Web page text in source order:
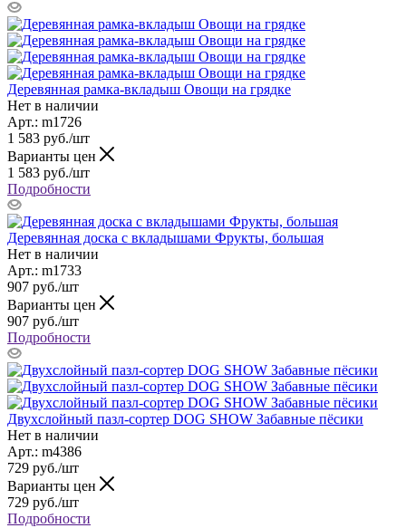
Деревянная рамка-вкладыш Овощи на грядке
Нет в наличии
Арт.: m1726
1 583 руб./шт
Варианты цен
1 583 руб./шт
Подробности
Деревянная доска с вкладышами Фрукты, большая
Нет в наличии
Арт.: m1733
907 руб./шт
Варианты цен
907 руб./шт
Подробности
Двухслойный пазл-сортер DOG SHOW Забавные пёсики
Нет в наличии
Арт.: m4386
729 руб./шт
Варианты цен
729 руб./шт
Подробности